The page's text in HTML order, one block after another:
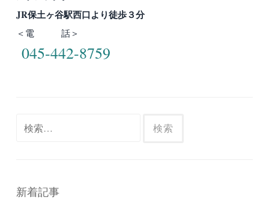
JR保土ヶ谷駅西口より徒歩３分
＜電 話＞
045-442-8759
新着記事